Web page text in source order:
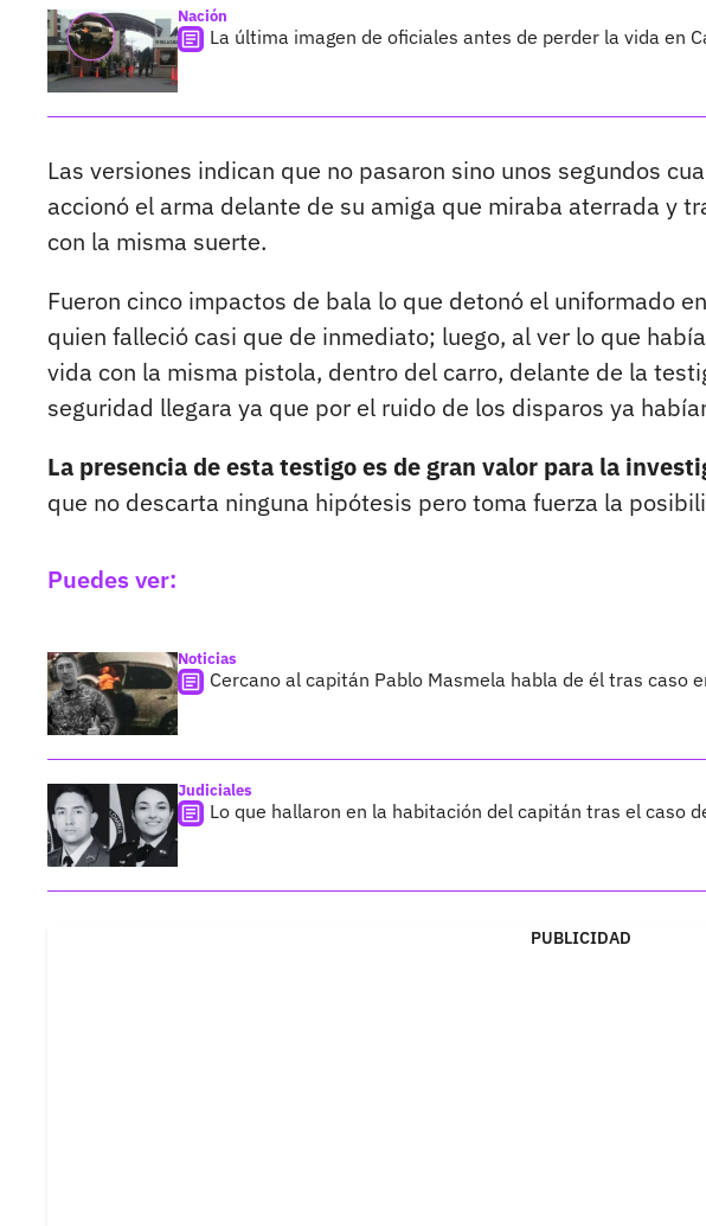
Nación
La última imagen de oficiales antes de perder la vida en
Las versiones indican que no pasaron sino unos segundos
accionó el arma delante de su amiga que miraba aterrada y
con la misma suerte.
Fueron cinco impactos de bala lo que detonó el uniformado
quien falleció casi que de inmediato; luego, al ver lo que
vida con la misma pistola, dentro del carro, delante de la
seguridad llegara ya que por el ruido de los disparos ya
La presencia de esta testigo es de gran valor para la
que no descarta ninguna hipótesis pero toma fuerza la
Puedes ver:
Noticias
Cercano al capitán Pablo Masmela habla de él tras caso
Judiciales
Lo que hallaron en la habitación del capitán tras el caso
PUBLICIDAD